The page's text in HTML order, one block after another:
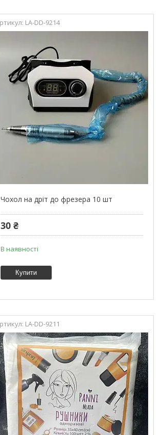
LA-DD-9214
Чохол на дріт до фрезера 10 шт
30 ₴
В наявності
Купити
LA-DD-9211